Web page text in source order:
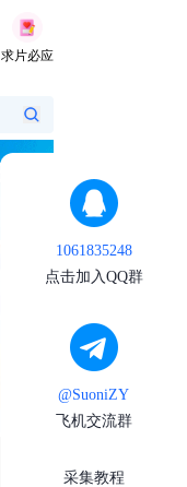
求片必应
1061835248
点击加入QQ群
@SuoniZY
飞机交流群
采集教程